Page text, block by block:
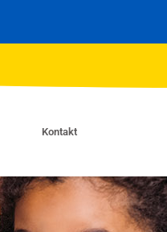
Kontakt